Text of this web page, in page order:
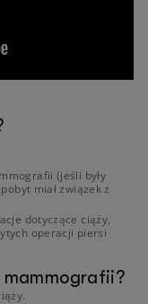
(jeśli były
miał związek z
dotyczące ciąży,
operacji piersi